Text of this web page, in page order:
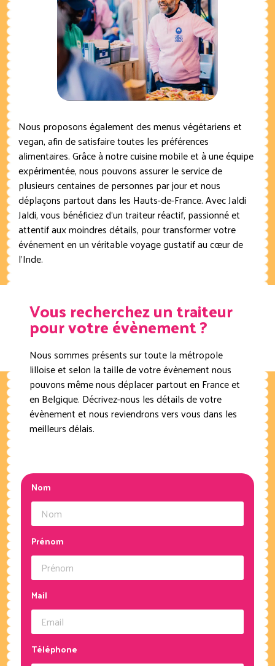
Nous proposons également des menus végétariens et
vegan, afin de satisfaire toutes les préférences
alimentaires. Grâce à notre cuisine mobile et à une équipe
expérimentée, nous pouvons assurer le service de
plusieurs centaines de personnes par jour et nous
déplaçons partout dans les Hauts-de-France. Avec Jaldi
Jaldi, vous bénéficiez d’un traiteur réactif, passionné et
attentif aux moindres détails, pour transformer votre
événement en un véritable voyage gustatif au cœur de
l’Inde.
Vous recherchez un traiteur
pour votre évènement ?
Nous sommes présents sur toute la métropole
lilloise et selon la taille de votre évènement nous
pouvons même nous déplacer partout en France et
en Belgique. Décrivez-nous les détails de votre
évènement et nous reviendrons vers vous dans les
meilleurs délais.
Nom
Prénom
Mail
Téléphone